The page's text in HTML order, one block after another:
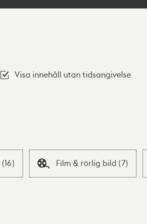
Visa innehåll utan tidsangivelse
(16) Film & rörlig bild (7)